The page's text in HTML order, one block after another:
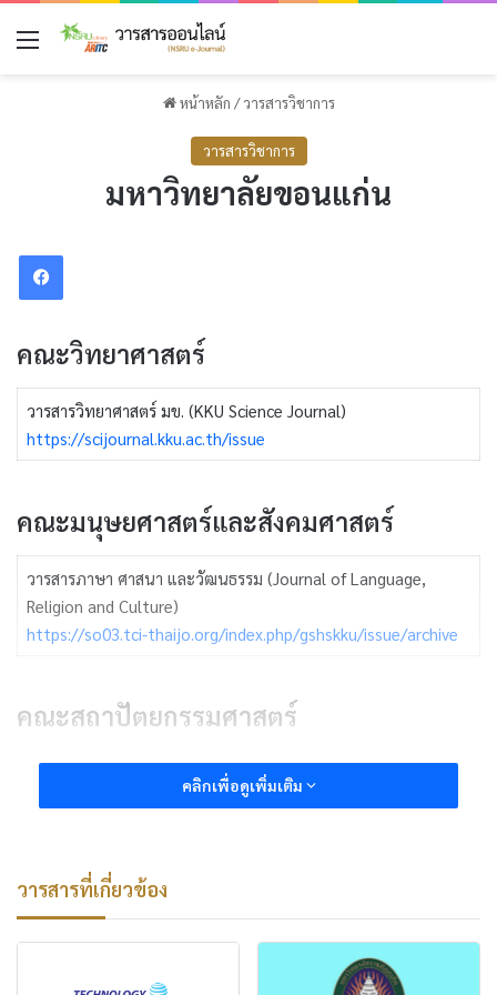
เมนู
หน้าหลัก / วารสารวิชาการ
วารสารวิชาการ
มหาวิทยาลัยขอนแก่น
Facebook
คณะวิทยาศาสตร์
วารสารวิทยาศาสตร์ มข. (KKU Science Journal)
https://scijournal.kku.ac.th/issue
คณะมนุษยศาสตร์และสังคมศาสตร์
วารสารภาษา ศาสนา และวัฒนธรรม (Journal of Language,
Religion and Culture)
https://so03.tci-thaijo.org/index.php/gshskku/issue/archive
คณะสถาปัตยกรรมศาสตร์
วารสารสิ่งแวดล้อมสรรค์สร้างวินิจฉัย (Built Environment Inquiry)
https://so01.tci-thaijo.org/index.php/arch-kku/issue/archive
Energy & Environment : BEE)
https://bee.kku.ac.th/
คลิกเพื่อดูเพิ่มเติม
วารสารที่เกี่ยวข้อง